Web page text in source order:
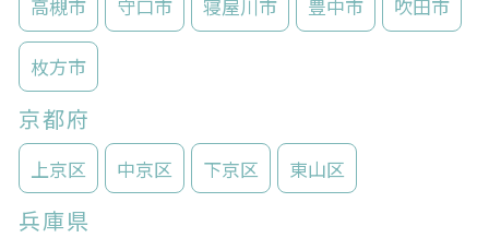
高槻市 守口市 寝屋川市 豊中市 吹田市
枚方市
京都府
上京区 中京区 下京区 東山区
兵庫県